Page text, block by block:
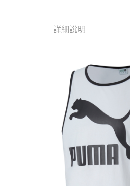
詳細說明